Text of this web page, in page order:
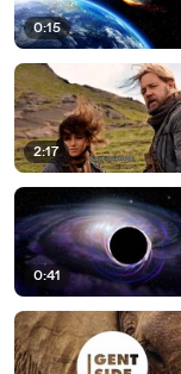
0:15
2:17
0:41